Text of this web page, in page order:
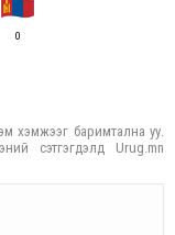
0
хэмжээг баримтална уу.
сэтгэгдэлд Urug.mn